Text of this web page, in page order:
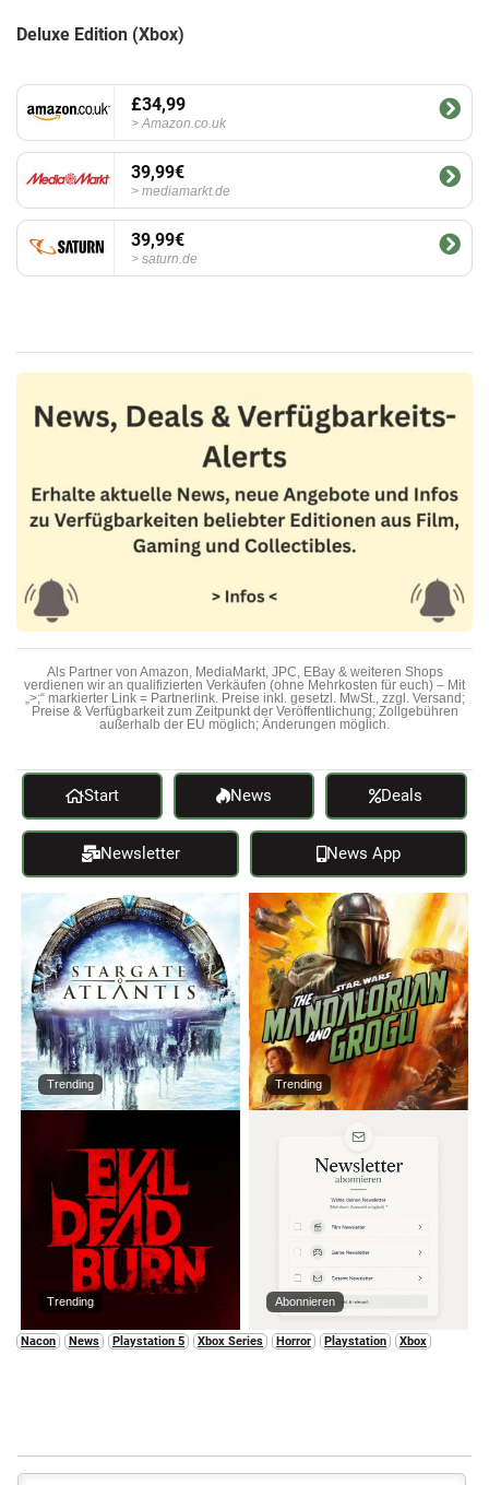
Deluxe Edition (Xbox)
£34,99
Amazon.co.uk
39,99€
mediamarkt.de
39,99€
saturn.de
Als Partner von Amazon, MediaMarkt, JPC, EBay & weiteren Shops
verdienen wir an qualifizierten Verkäufen (ohne Mehrkosten für euch) – Mit
„>;“ markierter Link = Partnerlink. Preise inkl. gesetzl. MwSt., zzgl. Versand;
Preise & Verfügbarkeit zum Zeitpunkt der Veröffentlichung; Zollgebühren
außerhalb der EU möglich; Änderungen möglich.
Start News Deals
Newsletter News App
Trending Trending
Trending Abonnieren
Nacon News Playstation 5 Xbox Series Horror Playstation Xbox